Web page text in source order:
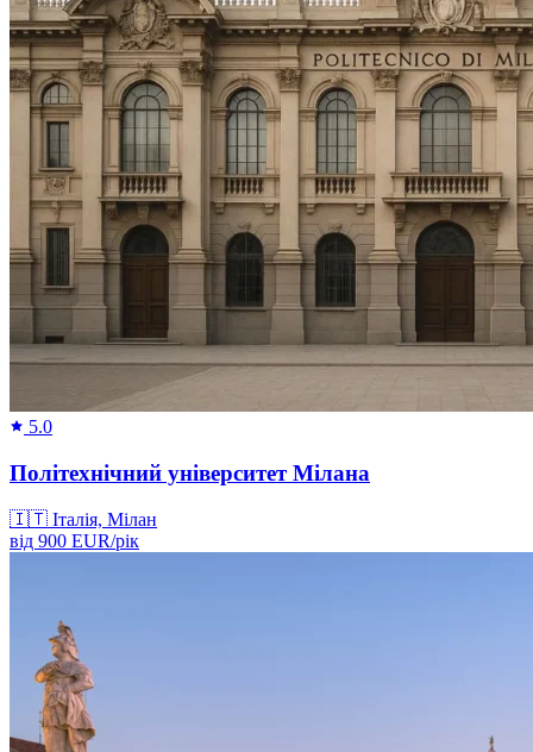
5.0
Політехнічний університет Мілана
🇮🇹 Італія, Мілан
від 900 EUR/рік